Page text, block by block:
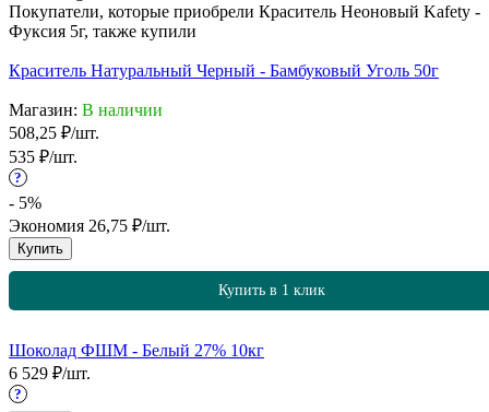
Покупатели, которые приобрели Краситель Неоновый Kafety -
Фуксия 5г, также купили
Краситель Натуральный Черный - Бамбуковый Уголь 50г
Магазин: В наличии
508,25 ₽/шт.
535 ₽/шт.
?
- 5%
Экономия 26,75 ₽/шт.
Купить
Купить в 1 клик
Шоколад ФШМ - Белый 27% 10кг
6 529 ₽/шт.
?